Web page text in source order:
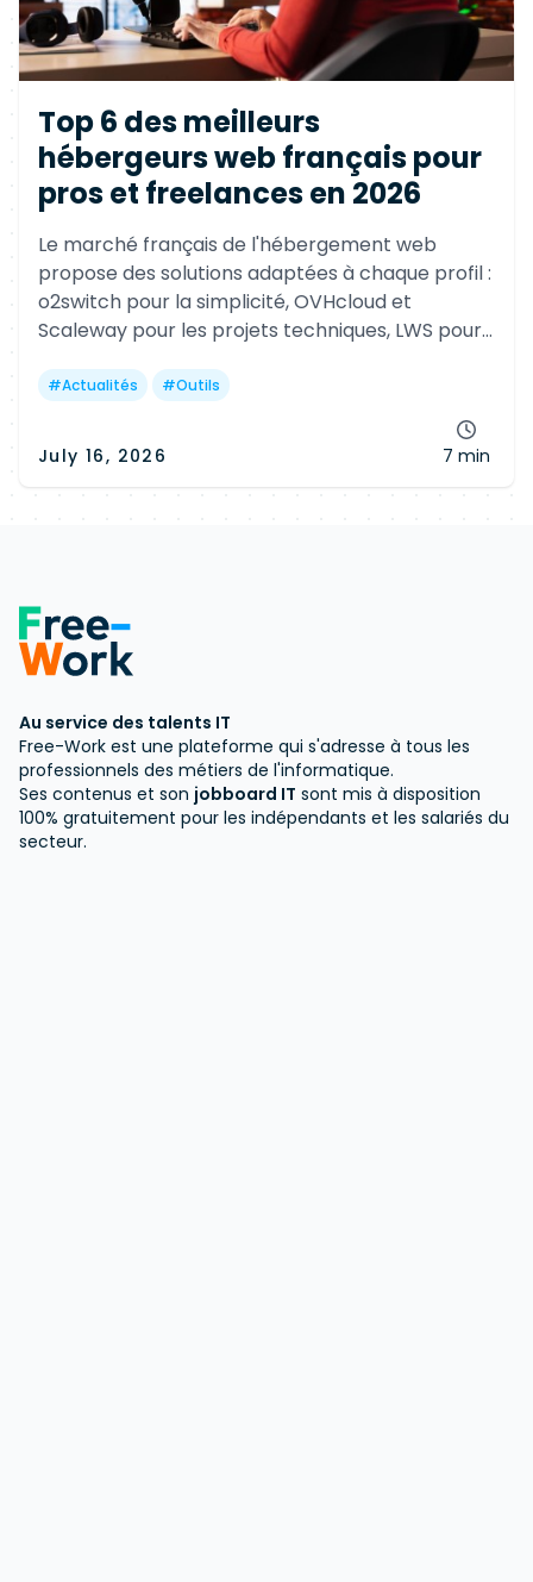
Top 6 des meilleurs
hébergeurs web français pour
pros et freelances en 2026
Le marché français de l'hébergement web
propose des solutions adaptées à chaque profil :
o2switch pour la simplicité, OVHcloud et
Scaleway pour les projets techniques, LWS pour
alwaysdata pour les développeurs.
#Actualités #Outils
July 16, 2026 7 min
Au service des talents IT
Free-Work est une plateforme qui s'adresse à tous les
professionnels des métiers de l'informatique.
Ses contenus et son jobboard IT sont mis à disposition
100% gratuitement pour les indépendants et les salariés du
secteur.